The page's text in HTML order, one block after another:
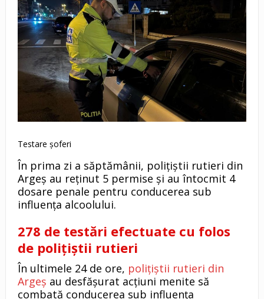
Testare șoferi
În prima zi a săptămânii, polițiștii rutieri din
Argeș au reținut 5 permise și au întocmit 4
dosare penale pentru conducerea sub
influența alcoolului.
278 de testări efectuate cu folos
de polițiștii rutieri
În ultimele 24 de ore, polițiștii rutieri din
Argeș au desfășurat acțiuni menite să
combată conducerea sub influența